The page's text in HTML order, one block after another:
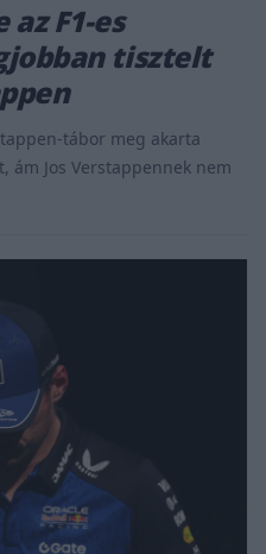
F1-es
tisztelt
tábor meg akarta
ám Jos Verstappennek nem